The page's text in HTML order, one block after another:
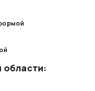
области: